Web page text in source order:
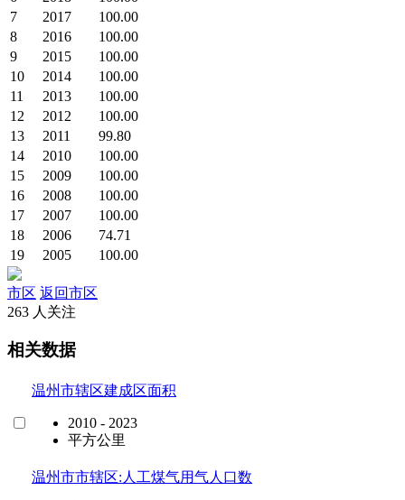
7
2017
100.00
8
2016
100.00
9
2015
100.00
10
2014
100.00
11
2013
100.00
12
2012
100.00
13
2011
99.80
14
2010
100.00
15
2009
100.00
16
2008
100.00
17
2007
100.00
18
2006
74.71
19
2005 100.00
市区 返回市区
263 人关注
相关数据
温州市辖区建成区面积
2010 - 2023
平方公里
温州市市辖区:人工煤气用气人口数